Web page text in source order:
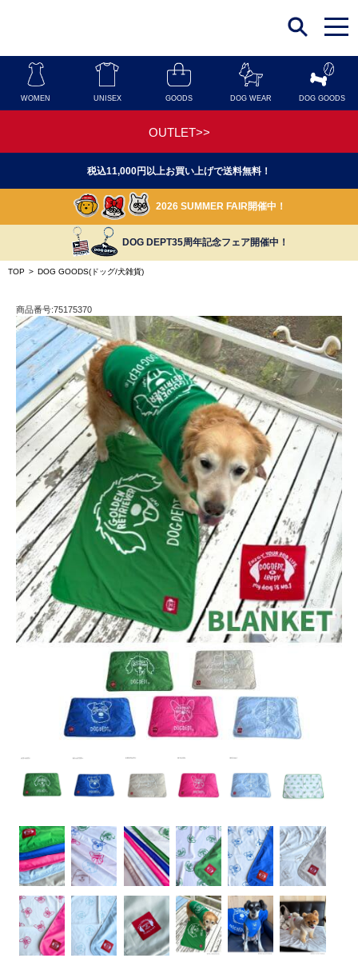
t
o
g
n
a
o
WOMEN UNISEX GOODS DOG WEAR DOG GOODS
OUTLET>>
税込11,000円以上お買い上げで送料無料！
2026 SUMMER FAIR開催中！
DOG DEPT35周年記念フェア開催中！
TOP > DOG GOODS(ドッグ/犬雑貨)
商品番号:75175370